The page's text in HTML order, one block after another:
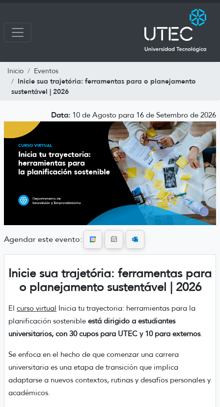
Inicio Eventos
Inicie sua trajetória: ferramentas para o planejamento
sustentável | 2026
Data: 10 de Agosto para 16 de Setembro de 2026
Agendar este evento:
Inicie sua trajetória: ferramentas para
o planejamento sustentável | 2026
El curso virtual Inicia tu trayectoria: herramientas para la
planificación sostenible está dirigido a estudiantes
universitarios, con 30 cupos para UTEC y 10 para externos.
Se enfoca en el hecho de que comenzar una carrera
universitaria es una etapa de transición que implica
adaptarse a nuevos contextos, rutinas y desafíos personales y
académicos.